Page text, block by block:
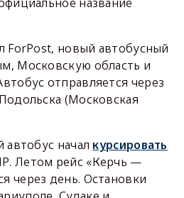
ForPost, новый автобусный
Московскую область и
отправляется через
(Московская
начал курсировать
Летом рейс «Керчь —
через день. Остановки